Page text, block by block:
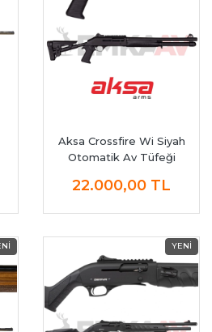
Aksa Crossfire Wi Siyah
Otomatik Av Tüfeği
22.000,00 TL